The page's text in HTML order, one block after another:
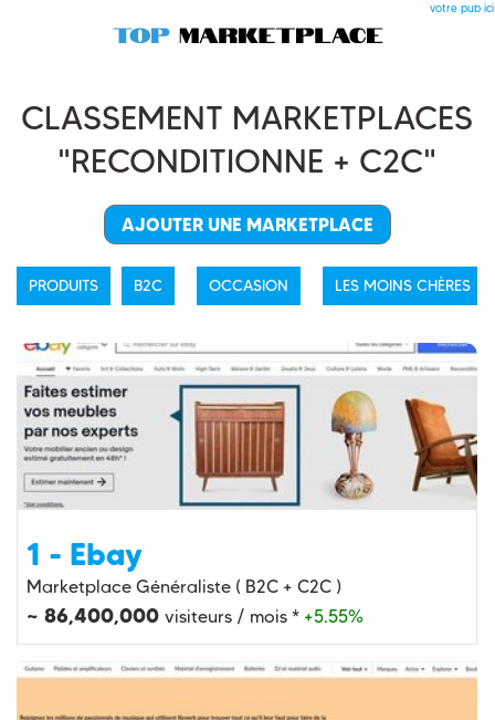
votre pub ici
CLASSEMENT MARKETPLACES
"RECONDITIONNE + C2C"
AJOUTER UNE MARKETPLACE
PRODUITS B2C OCCASION LES MOINS CHÈRES
1 - Ebay
Marketplace Généraliste ( B2C + C2C )
~ 86,400,000 visiteurs / mois * +5.55%